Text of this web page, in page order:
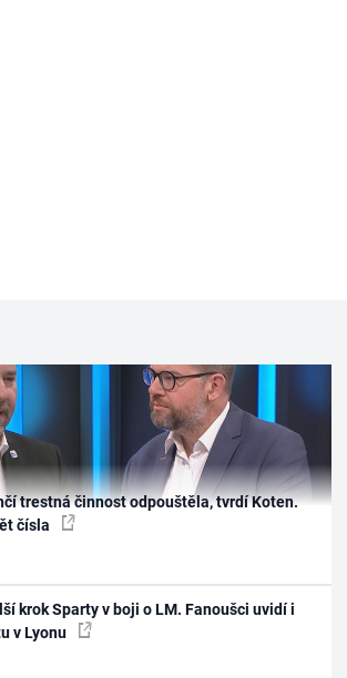
trestná činnost odpouštěla, tvrdí Koten.
čísla
krok Sparty v boji o LM. Fanoušci uvidí i
v Lyonu